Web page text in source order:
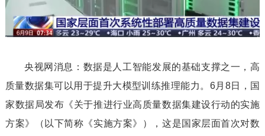
l
y
V
央视网消息：数据是人工智能发展的基础支撑之一，高
质量数据集可以用于提升大模型训练推理能力。6月8日，国
家数据局发布《关于推进行业高质量数据集建设行动的实施
方案》（以下简称《实施方案》），这是国家层面首次对数